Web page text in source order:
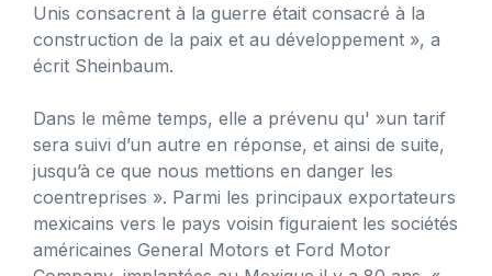
Unis consacrent à la guerre était consacré à la
construction de la paix et au développement », a
écrit Sheinbaum.
Dans le même temps, elle a prévenu qu' »un tarif
sera suivi d’un autre en réponse, et ainsi de suite,
jusqu’à ce que nous mettions en danger les
coentreprises ». Parmi les principaux exportateurs
mexicains vers le pays voisin figuraient les sociétés
américaines General Motors et Ford Motor